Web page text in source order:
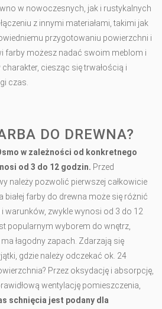
w nowoczesnych, jak i rustykalnych
z innymi materiałami, takimi jak
przygotowaniu powierzchni i
farby możesz nadać swoim meblom i
ciesząc się trwałością i
czas.
DO DREWNA?
w zależności od konkretnego
od 3 do 12 godzin. Przed
należy pozwolić pierwszej całkowicie
farby do drewna może się różnić
warunków, zwykle wynosi od 3 do 12
popularnym wyborem do wnętrz,
łagodny zapach. Zdarzają się
gdzie należy odczekać ok. 24
Przez oksydację i absorpcję,
wentylację pomieszczenia,
schnięcia jest podany dla